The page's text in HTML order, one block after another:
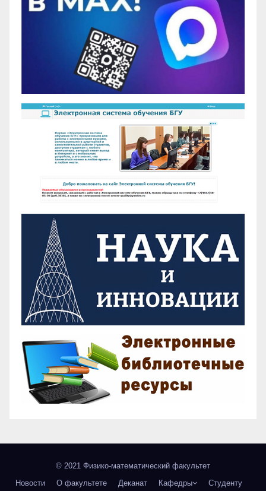
© 2021 Физико-математический факультет
Новости
О факультете Деканат Кафедры Студенту